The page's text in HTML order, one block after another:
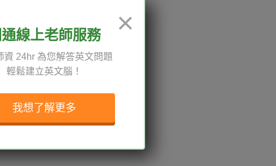
私權與服務條款
×
通線上老師服務
資 24hr 為您解答英文問題
輕鬆建立英文腦！
我想了解更多